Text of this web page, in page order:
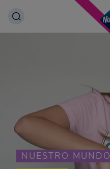
NUESTRO MUNDO